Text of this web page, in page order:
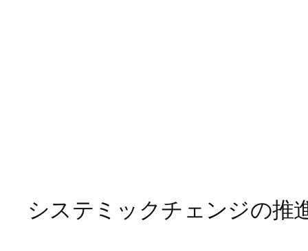
システミックチェンジの推